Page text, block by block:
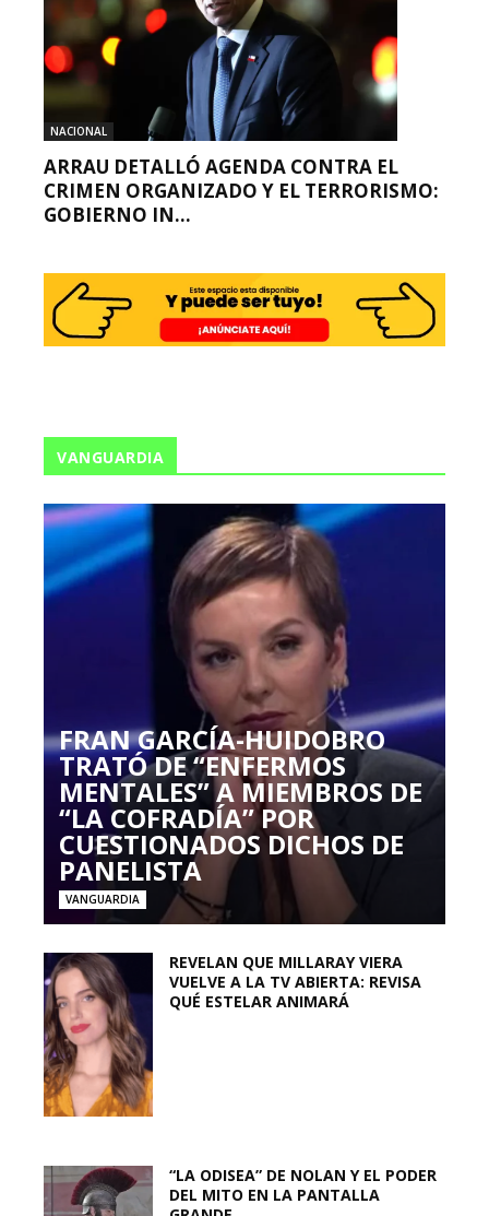
NACIONAL
ARRAU DETALLÓ AGENDA CONTRA EL
CRIMEN ORGANIZADO Y EL TERRORISMO:
GOBIERNO IN...
VANGUARDIA
FRAN GARCÍA-HUIDOBRO
TRATÓ DE “ENFERMOS
MENTALES” A MIEMBROS DE
“LA COFRADÍA” POR
CUESTIONADOS DICHOS DE
PANELISTA
VANGUARDIA
REVELAN QUE MILLARAY VIERA
VUELVE A LA TV ABIERTA: REVISA
QUÉ ESTELAR ANIMARÁ
“LA ODISEA” DE NOLAN Y EL PODER
DEL MITO EN LA PANTALLA